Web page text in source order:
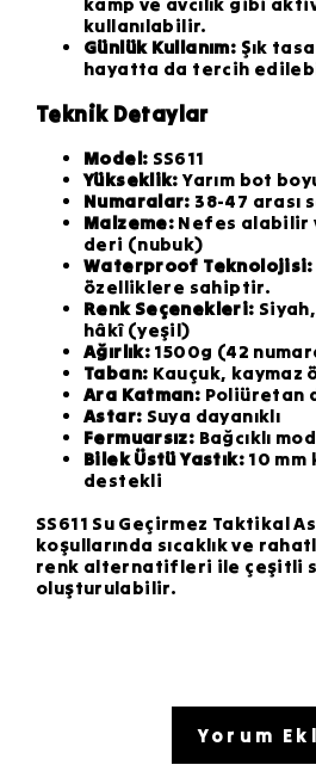
kullanılabilir.
Günlük Kullanım: Şık
hayatta da tercih
Teknik Detaylar
Model: SS611
Yükseklik:Yarım bot
Numaralar: 38-47 arası
Malzeme: Nefes alabilir
deri (nubuk)
Waterproof Teknolojisi:
özelliklere sahiptir.
Renk Seçenekleri:
hâkî (yeşil)
Ağırlık: 1500g (42
Taban: Kauçuk, kaymaz
Ara Katman: Poliüretan
Astar: Suya dayanıklı
Fermuarsız: Bağcıklı
Bilek Üstü Yastık:10 mm
destekli
SS611 Su Geçirmez Taktikal
koşullarında sıcaklık ve
renk alternatifleri ile çeşitli
oluşturulabilir.
Yorum